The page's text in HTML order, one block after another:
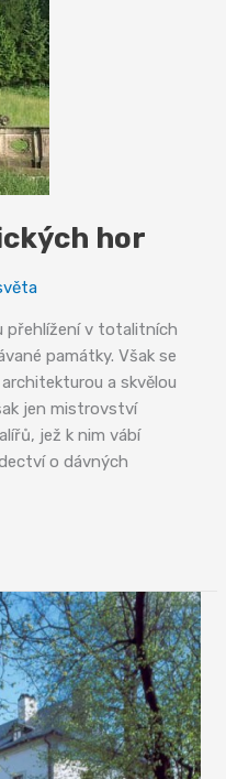
hor
přehlížení v totalitních
památky. Však se
a skvělou
jen mistrovství
jež k nim vábí
o dávných